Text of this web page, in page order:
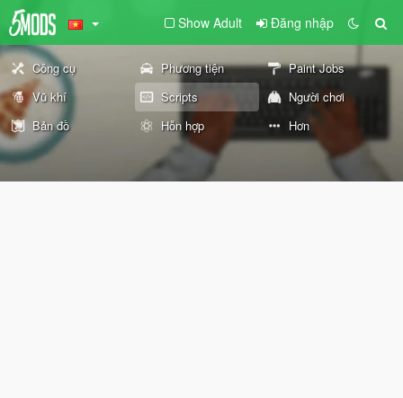
Show Adult Đăng nhập
Công cụ Phương tiện
Paint Jobs
Vũ khí
Scripts
Người chơi
Bản đồ
Hỗn hợp Hơn